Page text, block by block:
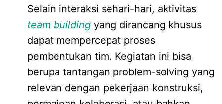
Selain interaksi sehari-hari, aktivitas
team building yang dirancang khusus
dapat mempercepat proses
pembentukan tim. Kegiatan ini bisa
berupa tantangan problem-solving yang
relevan dengan pekerjaan konstruksi,